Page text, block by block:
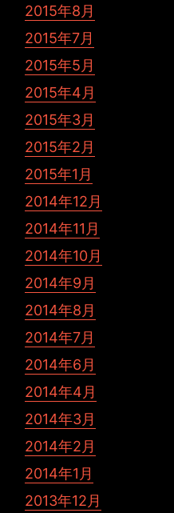
2015年8月
2015年7月
2015年5月
2015年4月
2015年3月
2015年2月
2015年1月
2014年12月
2014年11月
2014年10月
2014年9月
2014年8月
2014年7月
2014年6月
2014年4月
2014年3月
2014年2月
2014年1月
2013年12月